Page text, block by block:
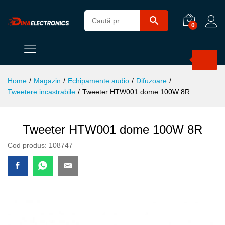
0
Home / Magazin / Echipamente audio / Difuzoare /
Tweetere incastrabile / Tweeter HTW001 dome 100W 8R
Tweeter HTW001 dome 100W 8R
Cod produs: 108747